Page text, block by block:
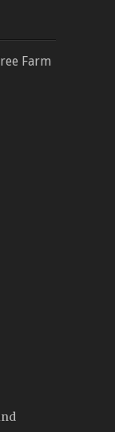
Farm